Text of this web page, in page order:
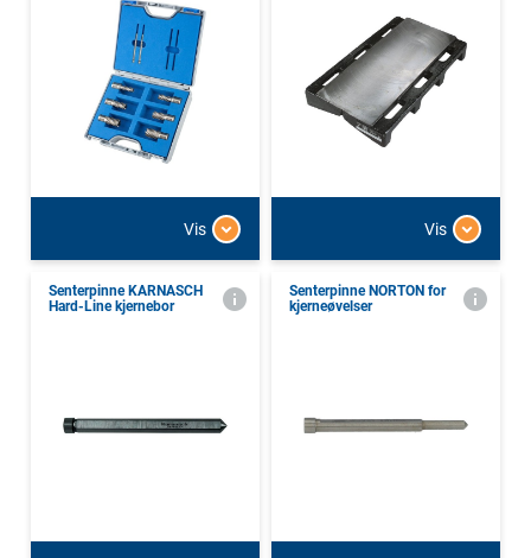
Vis Vis
Senterpinne KARNASCH
Hard-Line kjernebor
Senterpinne NORTON for
kjerneøvelser